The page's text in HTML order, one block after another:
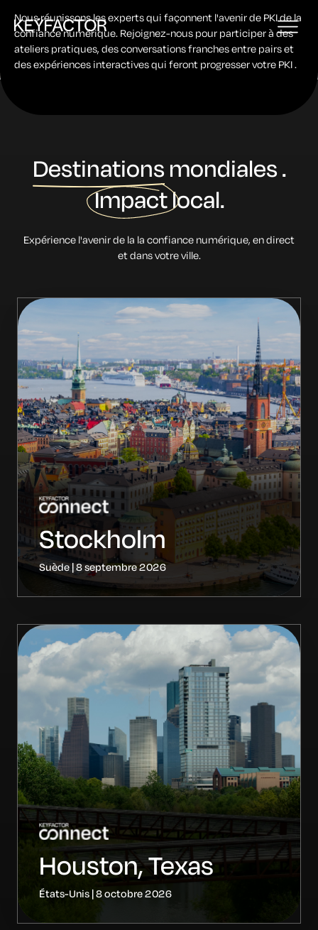
Nous réunissons les experts qui façonnent l'avenir de PKI de la
confiance numérique. Rejoignez-nous pour participer à des
ateliers pratiques, des conversations franches entre pairs et
des expériences interactives qui feront progresser votre PKI .
Destinationsmondiales.
Impactlocal.
Expérience l'avenir de la la confiance numérique, en direct
et dans votre ville.
Stockholm
Suède | 8 septembre 2026
Houston, Texas
États-Unis | 8 octobre 2026